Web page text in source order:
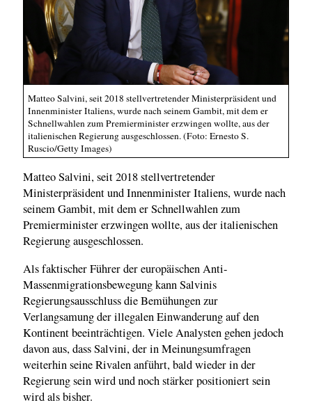
Matteo Salvini, seit 2018 stellvertretender Ministerpräsident und
Innenminister Italiens, wurde nach seinem Gambit, mit dem er
Schnellwahlen zum Premierminister erzwingen wollte, aus der
italienischen Regierung ausgeschlossen. (Foto: Ernesto S.
Ruscio/Getty Images)
Matteo Salvini, seit 2018 stellvertretender
Ministerpräsident und Innenminister Italiens, wurde nach
seinem Gambit, mit dem er Schnellwahlen zum
Premierminister erzwingen wollte, aus der italienischen
Regierung ausgeschlossen.
Als faktischer Führer der europäischen Anti-
Massenmigrationsbewegung kann Salvinis
Regierungsausschluss die Bemühungen zur
Verlangsamung der illegalen Einwanderung auf den
Kontinent beeinträchtigen. Viele Analysten gehen jedoch
davon aus, dass Salvini, der in Meinungsumfragen
weiterhin seine Rivalen anführt, bald wieder in der
Regierung sein wird und noch stärker positioniert sein
wird als bisher.